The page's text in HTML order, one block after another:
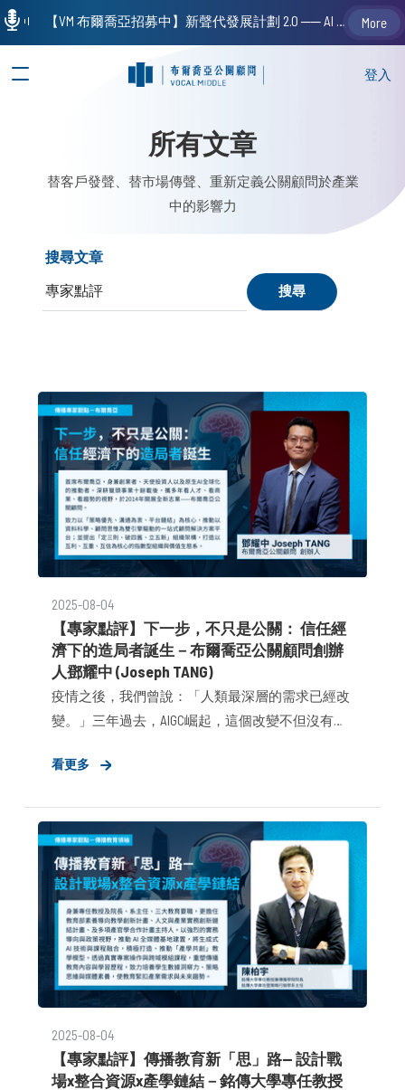
登入
所有文章
替客戶發聲、替市場傳聲、重新定義公關顧問於產業
中的影響力
搜尋文章
2025-08-04
【專家點評】下一步，不只是公關： 信任經
濟下的造局者誕生－布爾喬亞公關顧問創辦
人鄧耀中 (Joseph TANG)
疫情之後，我們曾說：「人類最深層的需求已經改
變。」三年過去，AIGC崛起，這個改變不但沒有回
係——不只是怎麼工作，更是如何理解「人」與
是挑戰，更是證明。
看更多
2025-08-04
【專家點評】傳播教育新「思」路— 設計戰
場x整合資源x產學鏈結－銘傳大學專任教授
【VM 布爾喬亞招募中】新聲代發展計劃 2.0 ── AI PR 人才加速養成計劃（歡迎「應屆畢業生」、「一年以下相關 / 三年以下非相關經驗工作者」申請加入） More